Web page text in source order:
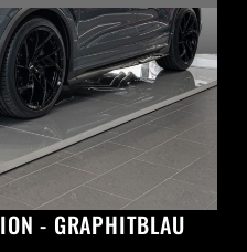
- GRAPHITBLAU